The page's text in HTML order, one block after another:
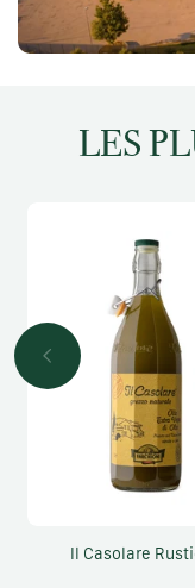
LES
Il Casolare